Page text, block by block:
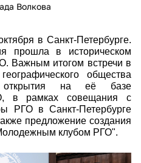
Волкова
в Санкт-Петербурге.
прошла в историческом
Важным итогом встречи в
общества
открытия на её базе
в рамках совещания с
РГО в Санкт-Петербурге
предложение создания
клубом РГО".